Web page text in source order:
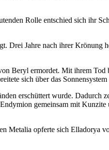
Rolle entschied sich ihr
Drei Jahre nach ihrer Krönung
Beryl ermordet. Mit ihrem
sich über das Sonnensystem
erschüttert wurde. Dadurch
gemeinsam mit
Metalia opferte sich